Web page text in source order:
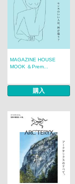
MAGAZINE HOUSE
MOOK ＆Prem...
購入